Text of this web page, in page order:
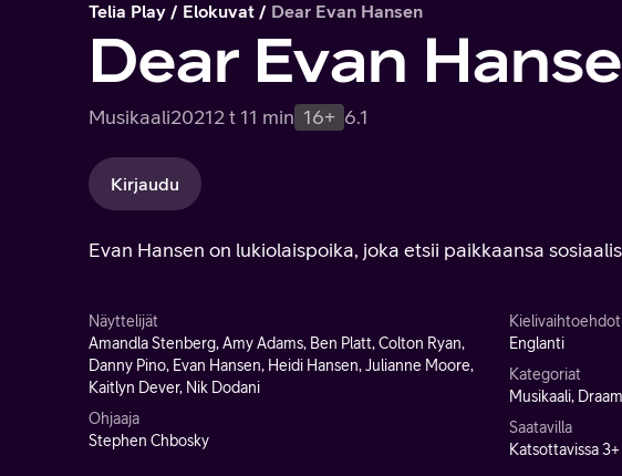
Telia Play Elokuvat Dear Evan Hansen
Dear Evan
Musikaali20212 t 11 min 16+ 6.1
Kirjaudu
Evan Hansen on lukiolaispoika, joka etsii paikkaansa
Näyttelijät
Amandla Stenberg, Amy Adams, Ben Platt, Colton Ryan,
Danny Pino, Evan Hansen, Heidi Hansen, Julianne Moore,
Kaitlyn Dever, Nik Dodani
Ohjaaja
Stephen Chbosky
Kielivaihtoehdot
Englanti
Kategoriat
Musikaali,
Saatavilla
Katsottavissa